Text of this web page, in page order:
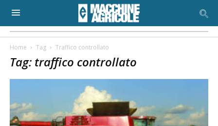
Home Tag Traffico controllato
Tag: traffico controllato